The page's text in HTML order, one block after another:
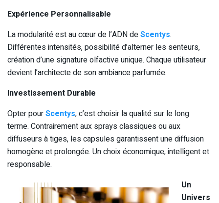
Expérience Personnalisable
La modularité est au cœur de l’ADN deScentys.
Différentes intensités, possibilité d’alterner les senteurs,
création d’une signature olfactive unique. Chaque utilisateur
devient l’architecte de son ambiance parfumée.
Investissement Durable
Opter pourScentys, c’est choisir la qualité sur le long
terme. Contrairement aux sprays classiques ou aux
diffuseurs à tiges, les capsules garantissent une diffusion
homogène et prolongée. Un choix économique, intelligent et
responsable.
Un
Univers